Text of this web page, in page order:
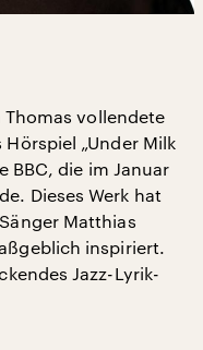
vollendete
„Under Milk
BBC, die im Januar
Dieses Werk hat
Matthias
inspiriert.
Jazz-Lyrik-